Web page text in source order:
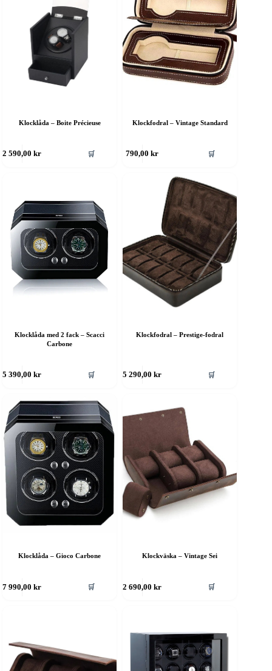
Klocklåda – Boite Précieuse
2 590,00kr 🛒
Klockfodral – Vintage Standard
790,00kr 🛒
Klocklåda med 2 fack – Scacci
Carbone
5 390,00kr 🛒
Klockfodral – Prestige-fodral
5 290,00kr 🛒
Klocklåda – Gioco Carbone
7 990,00kr 🛒
Klockväska – Vintage Sei
2 690,00kr 🛒